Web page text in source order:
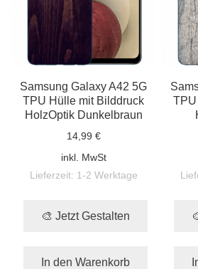
Samsung Galaxy A42 5G
TPU Hülle mit Bilddruck
HolzOptik Dunkelbraun
14,99 €
inkl. MwSt
Lieferzeit: 1-2 Werktage
🎨 Jetzt Gestalten
In den Warenkorb